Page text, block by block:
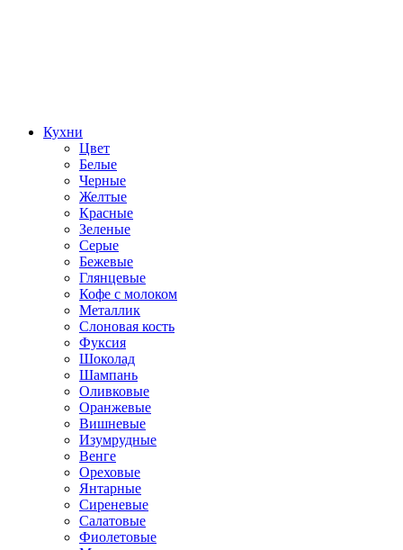
Кухни
Цвет
Белые
Черные
Желтые
Красные
Зеленые
Серые
Бежевые
Глянцевые
Кофе с молоком
Металлик
Слоновая кость
Фуксия
Шоколад
Шампань
Оливковые
Оранжевые
Вишневые
Изумрудные
Венге
Ореховые
Янтарные
Сиреневые
Салатовые
Фиолетовые